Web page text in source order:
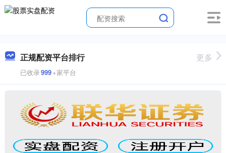
正规配资平台排行
已收录999+家平台
更多